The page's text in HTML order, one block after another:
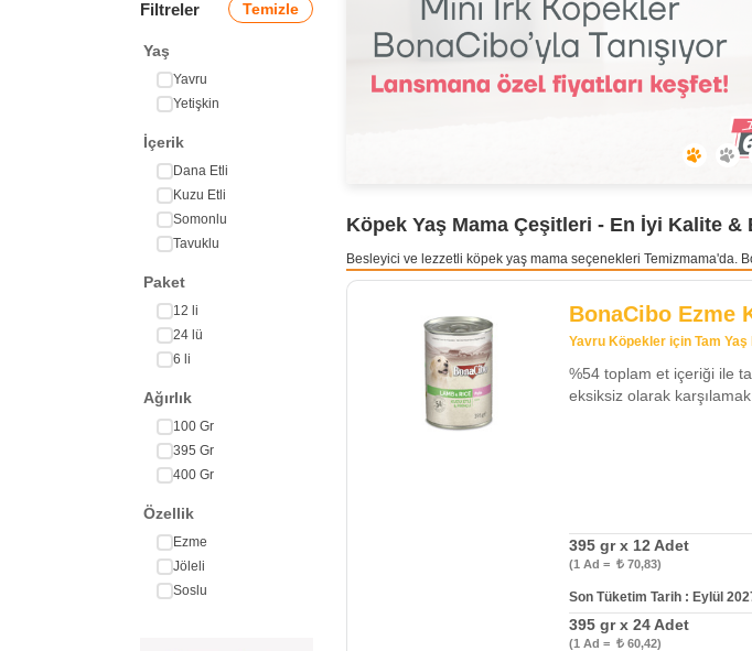
Filtreler Temizle
Yaş
Yavru
Yetişkin
İçerik
Dana Etli
Kuzu Etli
Somonlu
Tavuklu
Paket
12 li
24 lü
6 li
Ağırlık
100 Gr
395 Gr
400 Gr
Özellik
Ezme
Jöleli
Soslu
Köpek Yaş Mama Çeşitleri - En İyi Kalite &
Besleyici ve lezzetli köpek yaş mama seçenekleri Temizmama'da.
BonaCibo Ezme
Yavru Köpekler için Tam Yaş
%54 toplam et içeriği ile
eksiksiz olarak
395 gr x 12 Adet
(1 Ad = 70,83)
Son Tüketim Tarih : Eylül
395 gr x 24 Adet
(1 Ad = 60,42)